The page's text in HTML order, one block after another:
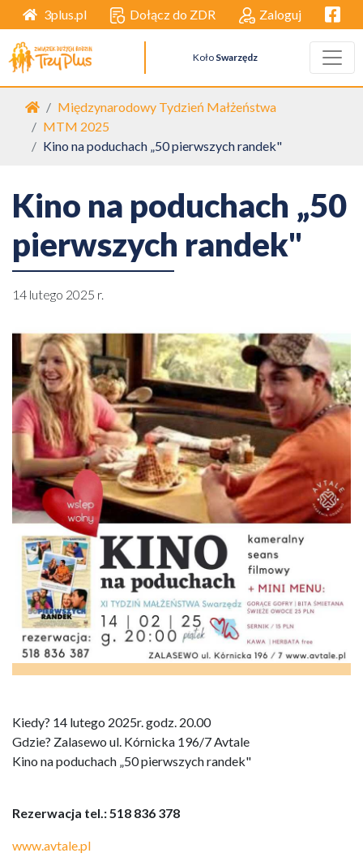
3plus.pl Dołącz do ZDR Zaloguj
Koło Swarzędz
Strona główna
Międzynarodowy Tydzień Małżeństwa
MTM 2025
Kino na poduchach „50 pierwszych randek"
Kino na poduchach „50
pierwszych randek"
14 lutego 2025 r.
Kiedy? 14 lutego 2025r. godz. 20.00
Gdzie? Zalasewo ul. Kórnicka 196/7 Avtale
Kino na poduchach „50 pierwszych randek"
Rezerwacja tel.: 518 836 378
www.avtale.pl